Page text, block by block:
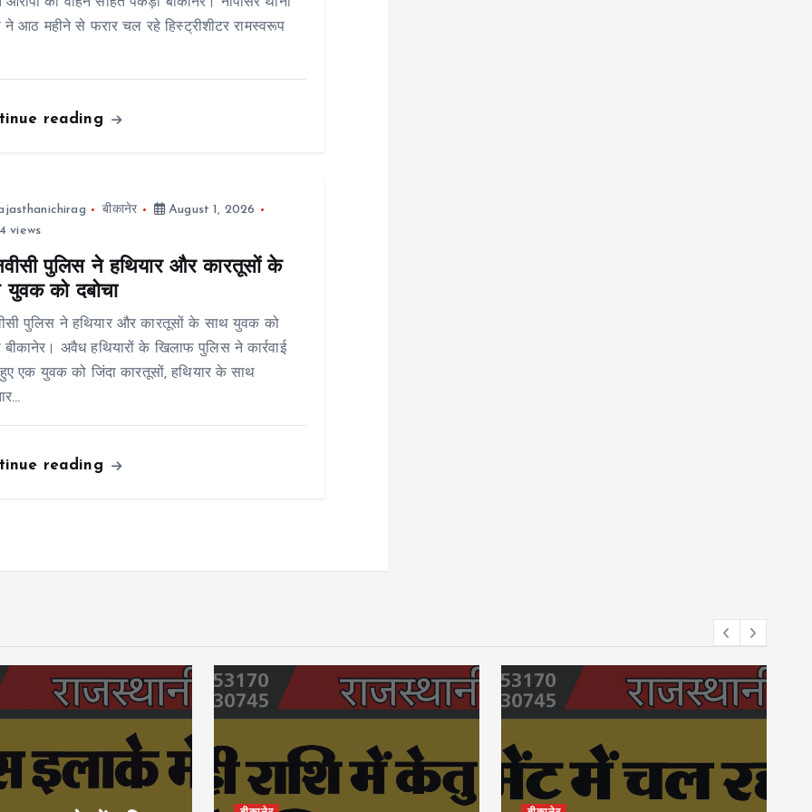
ने आठ महीने से फरार चल रहे हिस्ट्रीशीटर रामस्वरूप
reading
बीकानेर
August 1, 2026
views
पुलिस ने हथियार और कारतूसों के
युवक को दबोचा
पुलिस ने हथियार और कारतूसों के साथ युवक को
बीकानेर। अवैध हथियारों के खिलाफ पुलिस ने कार्रवाई
एक युवक को जिंदा कारतूसों, हथियार के साथ
reading